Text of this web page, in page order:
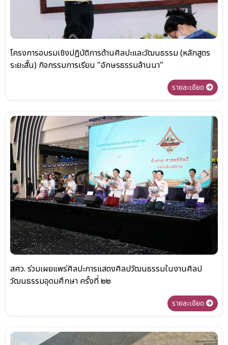
โครงการอบรมเชิงปฏิบัติการด้านศิลปะและวัฒนธรรม (หลักสูตร
ระยะสั้น) กิจกรรมการเรียน "อักษรธรรมล้านนา"
รายละเอียด
สศว. ร่วมเผยแพร่ศิลปะการแสดงศิลปวัฒนธรรมในงานศิลป
วัฒนธรรมอุดมศึกษา ครั้งที่ ๒๒
รายละเอียด